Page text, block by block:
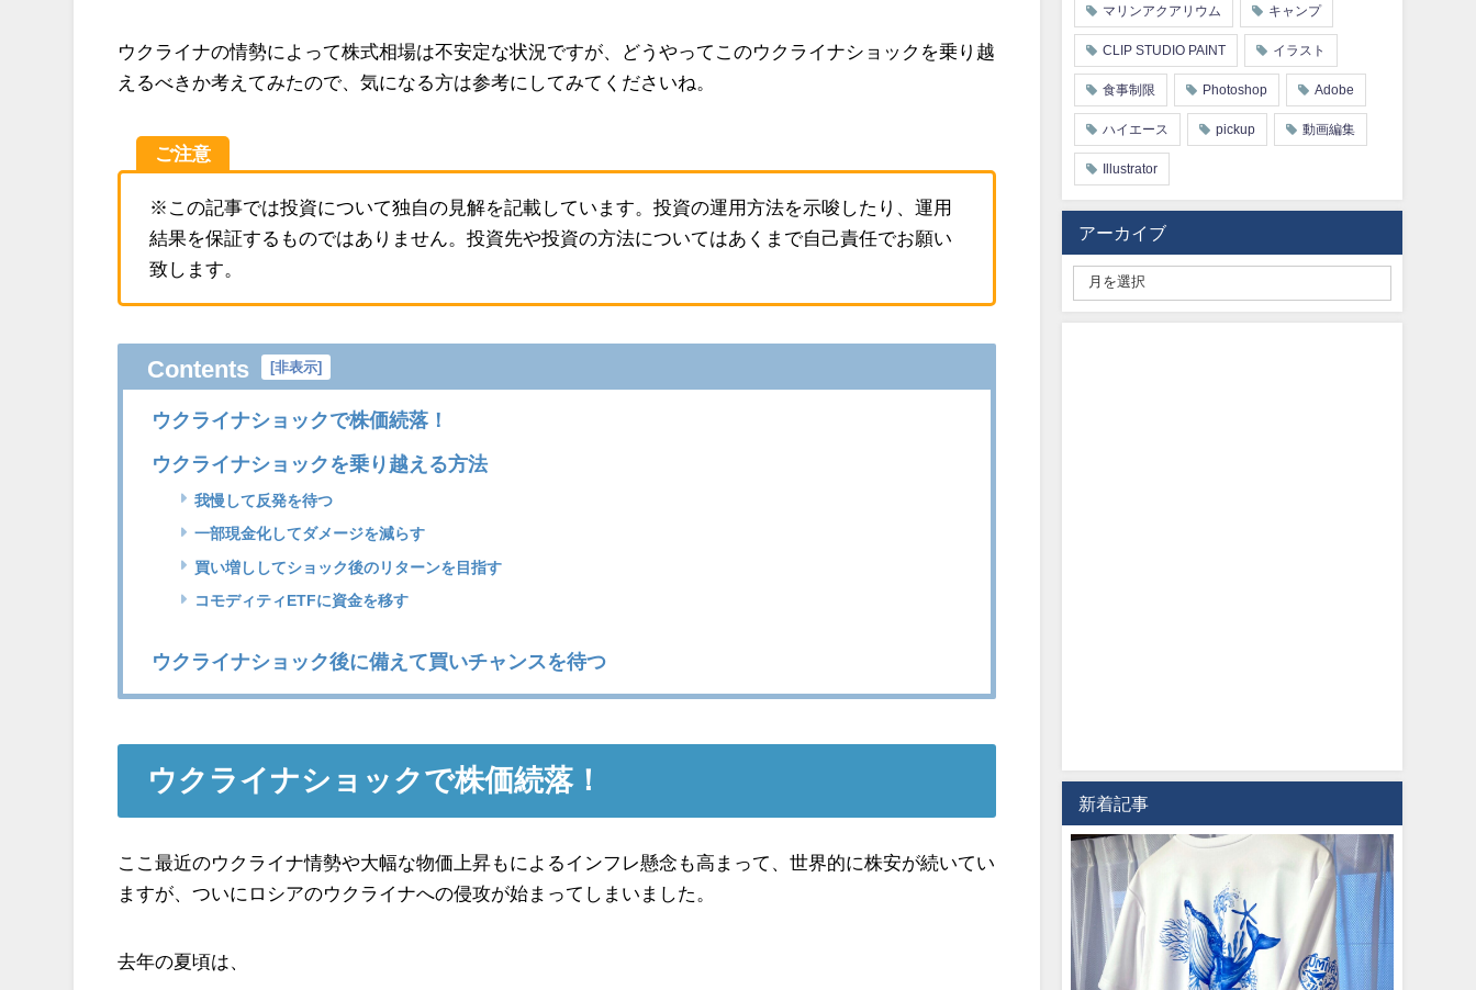
ウクライナの情勢によって株式相場は不安定な状況ですが、どうやってこのウクライナショックを乗り越
えるべきか考えてみたので、気になる方は参考にしてみてくださいね。
ご注意
※この記事では投資について独自の見解を記載しています。投資の運用方法を示唆したり、運用
結果を保証するものではありません。投資先や投資の方法についてはあくまで自己責任でお願い
致します。
Contents [非表示]
ウクライナショックで株価続落！
ウクライナショックを乗り越える方法
我慢して反発を待つ
一部現金化してダメージを減らす
買い増ししてショック後のリターンを目指す
コモディティETFに資金を移す
ウクライナショック後に備えて買いチャンスを待つ
ウクライナショックで株価続落！
ここ最近のウクライナ情勢や大幅な物価上昇もによるインフレ懸念も高まって、世界的に株安が続いてい
ますが、ついにロシアのウクライナへの侵攻が始まってしまいました。
去年の夏頃は、
マリンアクアリウム キャンプ
CLIP STUDIO PAINT イラスト
食事制限 Photoshop Adobe
ハイエース pickup 動画編集
Illustrator
アーカイブ
新着記事